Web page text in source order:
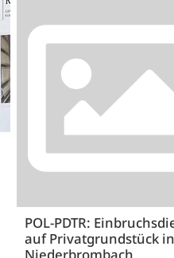
POL-PDTR:
auf Privatgrundstück in